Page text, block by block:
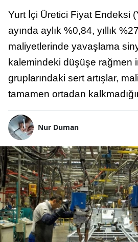
Yurt İçi Üretici Fiyat Endeksi
ayında aylık %0,84, yıllık
maliyetlerinde yavaşlama
kalemindeki düşüşe rağmen
gruplarındaki sert artışlar,
tamamen ortadan
Nur Duman